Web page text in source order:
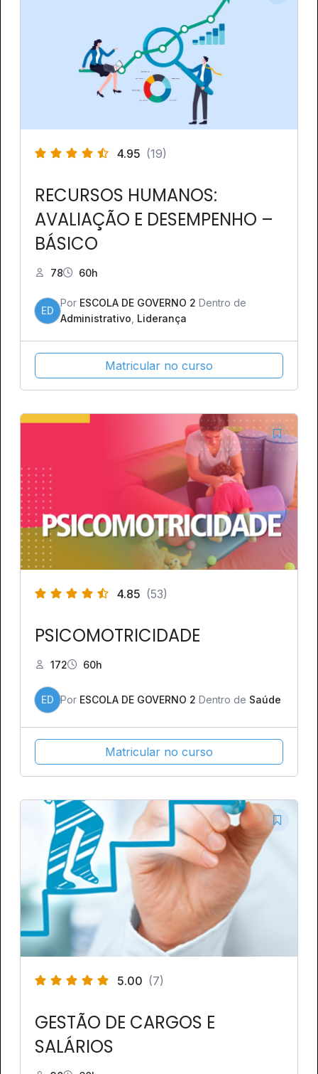
4.95 (19)
RECURSOS HUMANOS:
AVALIAÇÃO E DESEMPENHO –
BÁSICO
78 60h
ED
Por ESCOLA DE GOVERNO 2 Dentro de
Administrativo Liderança
Matricular no curso
4.85 (53)
PSICOMOTRICIDADE
172 60h
ED Por ESCOLA DE GOVERNO 2 Dentro de Saúde
Matricular no curso
5.00 (7)
GESTÃO DE CARGOS E
SALÁRIOS